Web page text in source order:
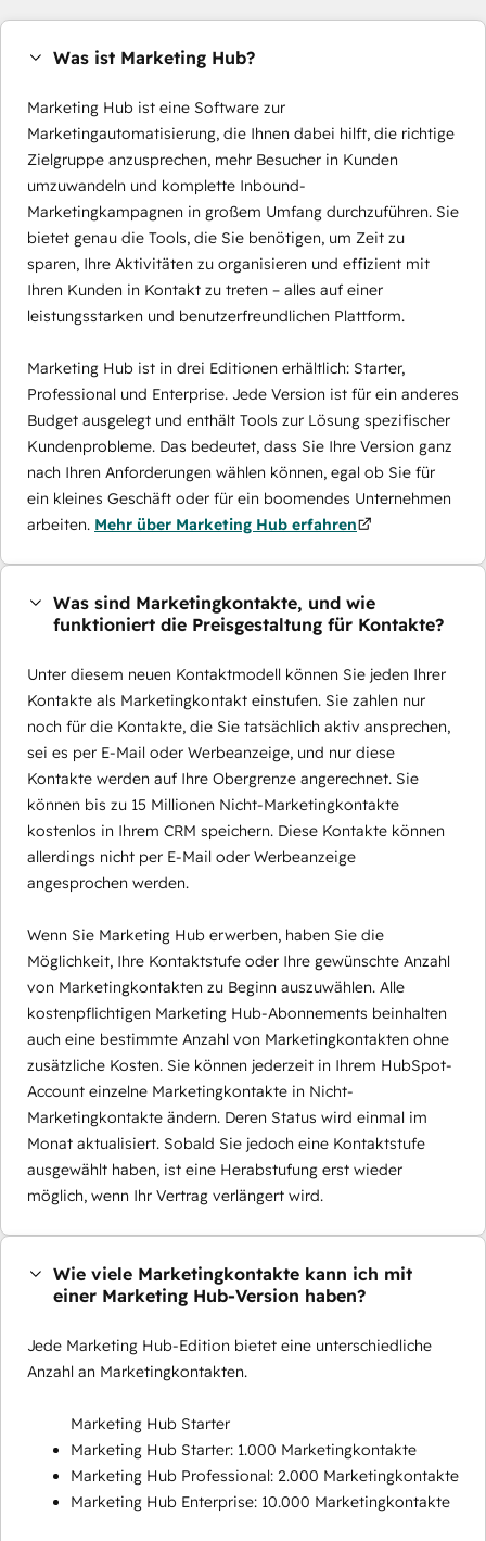
Was ist Marketing Hub?
Marketing Hub ist eine Software zur
Marketingautomatisierung, die Ihnen dabei hilft, die richtige
Zielgruppe anzusprechen, mehr Besucher in Kunden
umzuwandeln und komplette Inbound-
Marketingkampagnen in großem Umfang durchzuführen. Sie
bietet genau die Tools, die Sie benötigen, um Zeit zu
sparen, Ihre Aktivitäten zu organisieren und effizient mit
Ihren Kunden in Kontakt zu treten – alles auf einer
leistungsstarken und benutzerfreundlichen Plattform.
Marketing Hub ist in drei Editionen erhältlich: Starter,
Professional und Enterprise. Jede Version ist für ein anderes
Budget ausgelegt und enthält Tools zur Lösung spezifischer
Kundenprobleme. Das bedeutet, dass Sie Ihre Version ganz
nach Ihren Anforderungen wählen können, egal ob Sie für
ein kleines Geschäft oder für ein boomendes Unternehmen
arbeiten. Mehr über Marketing Hub erfahren
Was sind Marketingkontakte, und wie
funktioniert die Preisgestaltung für Kontakte?
Unter diesem neuen Kontaktmodell können Sie jeden Ihrer
Kontakte als Marketingkontakt einstufen. Sie zahlen nur
noch für die Kontakte, die Sie tatsächlich aktiv ansprechen,
sei es per E-Mail oder Werbeanzeige, und nur diese
Kontakte werden auf Ihre Obergrenze angerechnet. Sie
können bis zu 15 Millionen Nicht-Marketingkontakte
kostenlos in Ihrem CRM speichern. Diese Kontakte können
allerdings nicht per E-Mail oder Werbeanzeige
angesprochen werden.
Wenn Sie Marketing Hub erwerben, haben Sie die
Möglichkeit, Ihre Kontaktstufe oder Ihre gewünschte Anzahl
von Marketingkontakten zu Beginn auszuwählen. Alle
kostenpflichtigen Marketing Hub-Abonnements beinhalten
auch eine bestimmte Anzahl von Marketingkontakten ohne
zusätzliche Kosten. Sie können jederzeit in Ihrem HubSpot-
Account einzelne Marketingkontakte in Nicht-
Marketingkontakte ändern. Deren Status wird einmal im
Monat aktualisiert. Sobald Sie jedoch eine Kontaktstufe
ausgewählt haben, ist eine Herabstufung erst wieder
möglich, wenn Ihr Vertrag verlängert wird.
Wie viele Marketingkontakte kann ich mit
einer Marketing Hub-Version haben?
Jede Marketing Hub-Edition bietet eine unterschiedliche
Anzahl an Marketingkontakten.
Marketing Hub Starter
Marketing Hub Starter: 1.000 Marketingkontakte
Marketing Hub Professional: 2.000 Marketingkontakte
Marketing Hub Enterprise: 10.000 Marketingkontakte